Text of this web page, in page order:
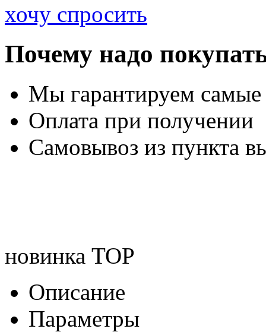
хочу спросить
Почему надо
Мы гарантируем
Оплата при получении
Самовывоз из пункта
новинка TOP
Описание
Параметры